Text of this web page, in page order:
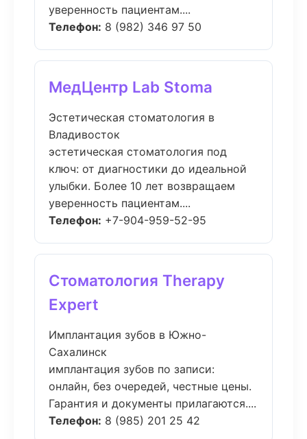
уверенность пациентам....
Телефон: 8 (982) 346 97 50
МедЦентр Lab Stoma
Эстетическая стоматология в
Владивосток
эстетическая стоматология под
ключ: от диагностики до идеальной
улыбки. Более 10 лет возвращаем
уверенность пациентам....
Телефон: +7-904-959-52-95
Стоматология Therapy
Expert
Имплантация зубов в Южно-
Сахалинск
имплантация зубов по записи:
онлайн, без очередей, честные цены.
Гарантия и документы прилагаются....
Телефон: 8 (985) 201 25 42